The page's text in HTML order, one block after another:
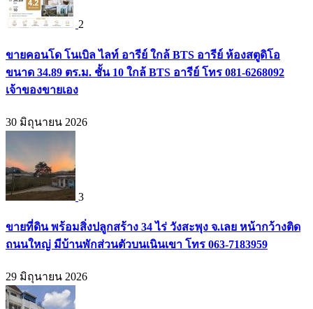
2
ขายคอนโด โนเบิล ไลท์ อารีย์ ใกล้ BTS อารีย์ ห้องสตูดิโอ
ขนาด 34.89 ตร.ม. ชั้น 10 ใกล้ BTS อารีย์ โทร 081-6268092
เจ้าของขายเอง
30 มิถุนายน 2026
3
ขายที่ดิน พร้อมสิ่งปลูกสร้าง 34 ไร่ วังสะพุง จ.เลย หน้ากว้างติด
ถนนใหญ่ มีบ้านพักส่วนตัวบนเนินเขา โทร 063-7183959
29 มิถุนายน 2026